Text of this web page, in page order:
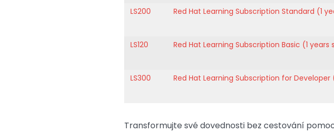
LS200 Red Hat Learning Subscription Standard (1
LS120 Red Hat Learning Subscription Basic (1 years
LS300 Red Hat Learning Subscription for Developer
Transformujte své dovednosti bez cestování